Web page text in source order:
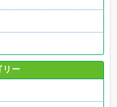
リー